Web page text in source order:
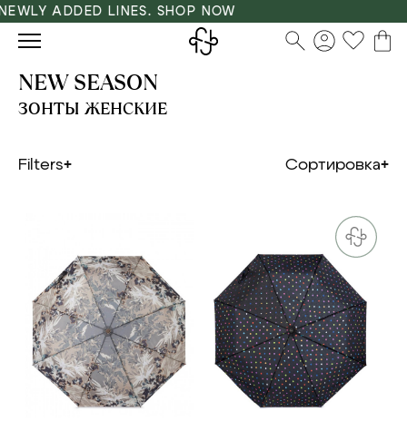
ADDED LINES. SHOP NOW
NEW SEASON
ЗОНТЫ ЖЕНСКИЕ
Filters Сортировка